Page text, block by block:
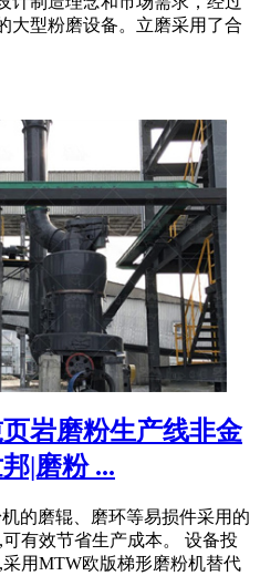
大型粉磨设备。立磨采用了合
岩磨粉生产线非金
|磨粉 ...
的磨辊、磨环等易损件采用的
有效节省生产成本。 设备投
用MTW欧版梯形磨粉机替代